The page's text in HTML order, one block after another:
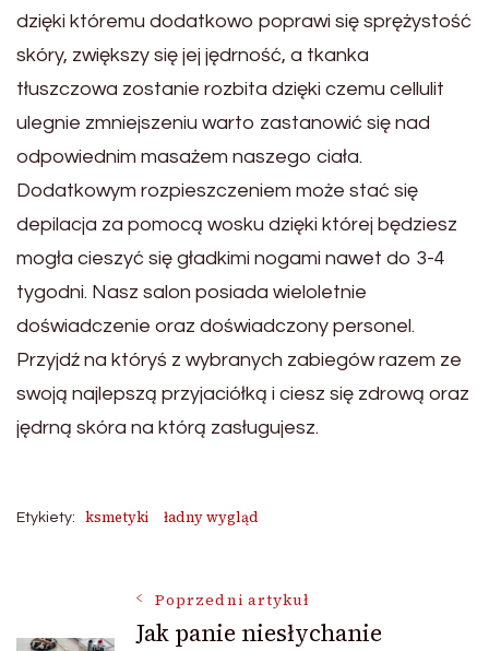
dzięki któremu dodatkowo poprawi się sprężystość
skóry, zwiększy się jej jędrność, a tkanka
tłuszczowa zostanie rozbita dzięki czemu cellulit
ulegnie zmniejszeniu warto zastanowić się nad
odpowiednim masażem naszego ciała.
Dodatkowym rozpieszczeniem może stać się
depilacja za pomocą wosku dzięki której będziesz
mogła cieszyć się gładkimi nogami nawet do 3-4
tygodni. Nasz salon posiada wieloletnie
doświadczenie oraz doświadczony personel.
Przyjdź na któryś z wybranych zabiegów razem ze
swoją najlepszą przyjaciółką i ciesz się zdrową oraz
jędrną skóra na którą zasługujesz.
Etykiety: ksmetyki ładny wygląd
NawigacjaPoprzedni artykuł
Jak panie niesłychanie